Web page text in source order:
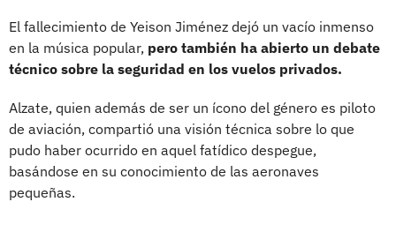
El fallecimiento de Yeison Jiménez dejó un vacío inmenso
en la música popular, pero también ha abierto un debate
técnico sobre la seguridad en los vuelos privados.
Alzate, quien además de ser un ícono del género es piloto
de aviación, compartió una visión técnica sobre lo que
pudo haber ocurrido en aquel fatídico despegue,
basándose en su conocimiento de las aeronaves
pequeñas.